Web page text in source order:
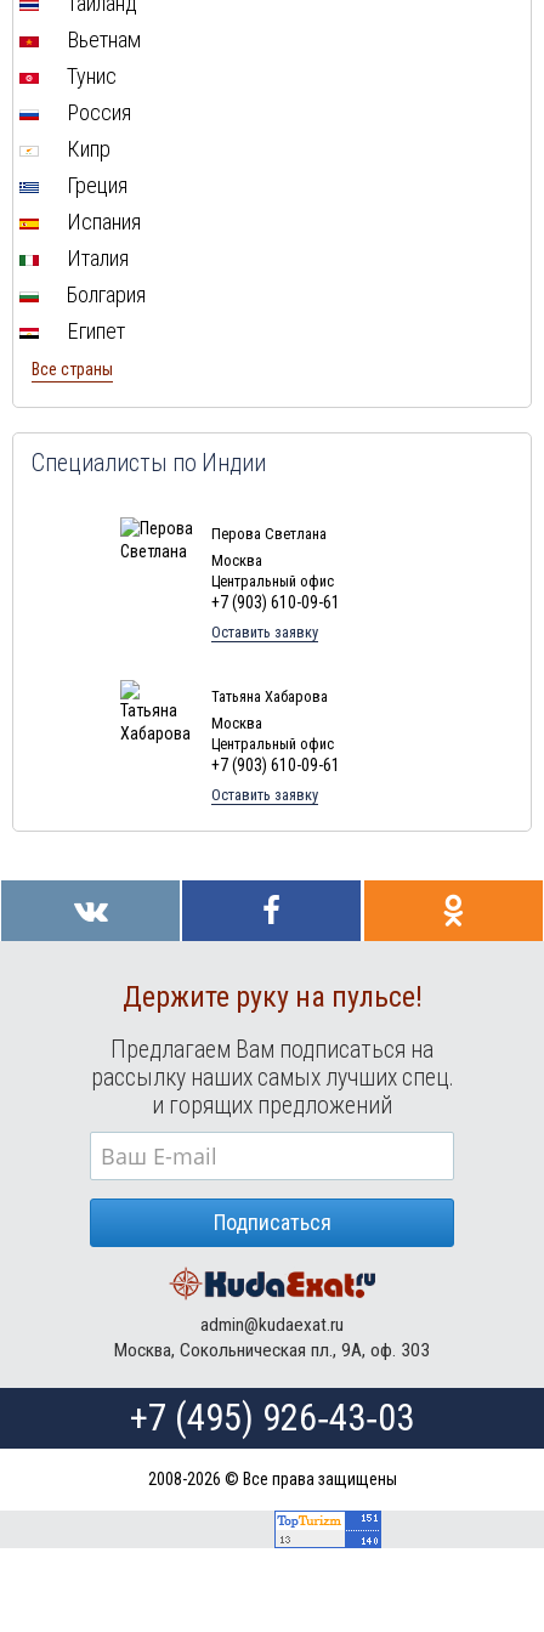
Туры в Чехию в августе
Туры в Марокко в августе
Туры в
Туры в Россию в августе
Туры в Кубу в августе
Доминиканская Республика
Туры в Грецию в августе
Туры в Мальдивы в августе
Туры в Маврикий в августе
Вьетнам
Тунис
Россия
Кипр
Греция
Испания
Италия
Болгария
Египет
Все страны
Специалисты по Индии
Перова Светлана
Москва
Центральный офис
+7 (903) 610-09-61
Оставить заявку
Татьяна Хабарова
Москва
Центральный офис
+7 (903) 610-09-61
Оставить заявку
Держите руку на пульсе!
Предлагаем Вам подписаться на
рассылку наших самых лучших спец.
и горящих предложений
Подписаться
admin@kudaexat.ru
Москва, Сокольническая пл., 9А, оф. 303
+7 (495) 926‑43‑03
2008-2026 © Все права защищены